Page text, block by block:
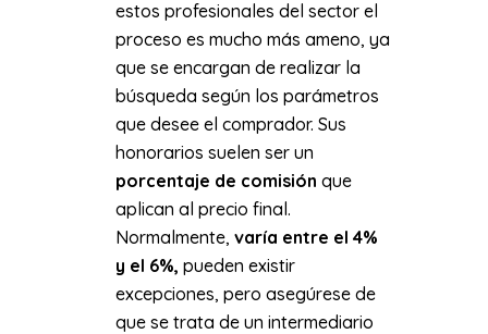
estos profesionales del sector el
proceso es mucho más ameno, ya
que se encargan de realizar la
búsqueda según los parámetros
que desee el comprador. Sus
honorarios suelen ser un
porcentaje de comisión que
aplican al precio final.
Normalmente, varía entre el 4%
y el 6%, pueden existir
excepciones, pero asegúrese de
que se trata de un intermediario